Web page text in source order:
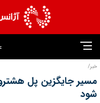
خبر/
مسیر جایگزین پل
شود